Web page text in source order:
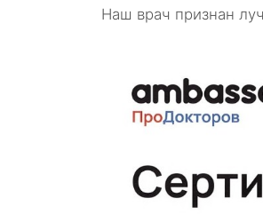
Наш врач признан